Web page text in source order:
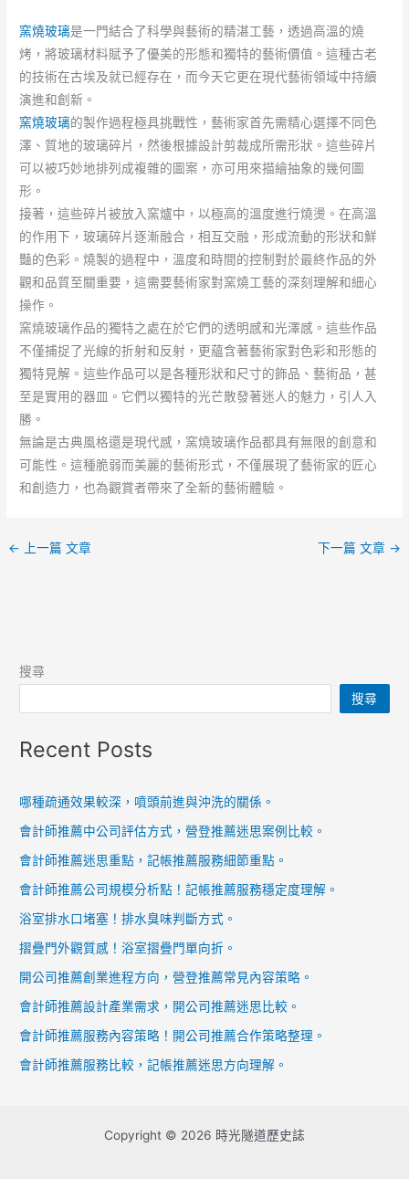
窯燒玻璃是一門結合了科學與藝術的精湛工藝，透過高溫的燒
烤，將玻璃材料賦予了優美的形態和獨特的藝術價值。這種古老
的技術在古埃及就已經存在，而今天它更在現代藝術領域中持續
演進和創新。
窯燒玻璃的製作過程極具挑戰性，藝術家首先需精心選擇不同色
澤、質地的玻璃碎片，然後根據設計剪裁成所需形狀。這些碎片
可以被巧妙地排列成複雜的圖案，亦可用來描繪抽象的幾何圖
形。
接著，這些碎片被放入窯爐中，以極高的溫度進行燒燙。在高溫
的作用下，玻璃碎片逐漸融合，相互交融，形成流動的形狀和鮮
豔的色彩。燒製的過程中，溫度和時間的控制對於最終作品的外
觀和品質至關重要，這需要藝術家對窯燒工藝的深刻理解和細心
操作。
窯燒玻璃作品的獨特之處在於它們的透明感和光澤感。這些作品
不僅捕捉了光線的折射和反射，更蘊含著藝術家對色彩和形態的
獨特見解。這些作品可以是各種形狀和尺寸的飾品、藝術品，甚
至是實用的器皿。它們以獨特的光芒散發著迷人的魅力，引人入
勝。
無論是古典風格還是現代感，窯燒玻璃作品都具有無限的創意和
可能性。這種脆弱而美麗的藝術形式，不僅展現了藝術家的匠心
和創造力，也為觀賞者帶來了全新的藝術體驗。
← 上一篇 文章 下一篇 文章 →
搜尋
搜尋
Recent Posts
哪種疏通效果較深，噴頭前進與沖洗的關係。
會計師推薦中公司評估方式，營登推薦迷思案例比較。
會計師推薦迷思重點，記帳推薦服務細節重點。
會計師推薦公司規模分析點！記帳推薦服務穩定度理解。
浴室排水口堵塞！排水臭味判斷方式。
摺疊門外觀質感！浴室摺疊門單向折。
開公司推薦創業進程方向，營登推薦常見內容策略。
會計師推薦設計產業需求，開公司推薦迷思比較。
會計師推薦服務內容策略！開公司推薦合作策略整理。
會計師推薦服務比較，記帳推薦迷思方向理解。
Copyright © 2026 時光隧道歷史誌